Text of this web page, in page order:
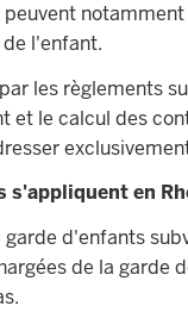
l'enfant.
les règlements
et le calcul des
en
d'enfants
de la